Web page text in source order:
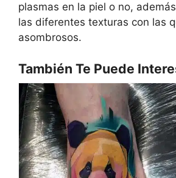
plasmas en la piel o no,
las diferentes texturas con las
asombrosos.
También Te Puede